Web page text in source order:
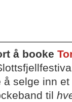
å booke
selge inn
til